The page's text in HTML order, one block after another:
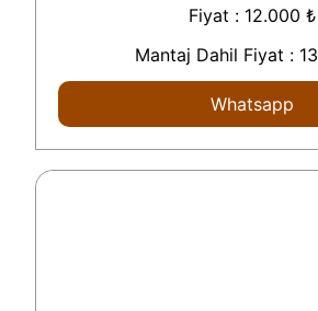
Fiyat : 12.000 ₺
Mantaj Dahil Fiyat :
Whatsapp